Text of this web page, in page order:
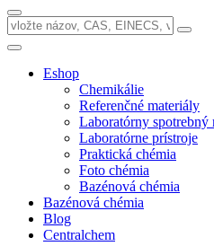
Eshop
Chemikálie
Referenčné materiály
Laboratórny spotrebný
Laboratórne prístroje
Praktická chémia
Foto chémia
Bazénová chémia
Bazénová chémia
Blog
Centralchem